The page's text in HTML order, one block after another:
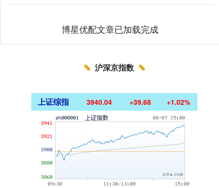
博星优配文章已加载完成
沪深京指数
上证综指 3940.04 +39.68 +1.02%